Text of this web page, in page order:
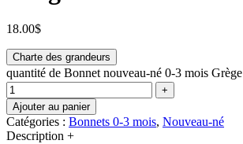
18.00$
Charte des grandeurs
quantité de Bonnet nouveau-né 0-3 mois Grège
+
Ajouter au panier
Catégories : Bonnets 0-3 mois, Nouveau-né
Description +